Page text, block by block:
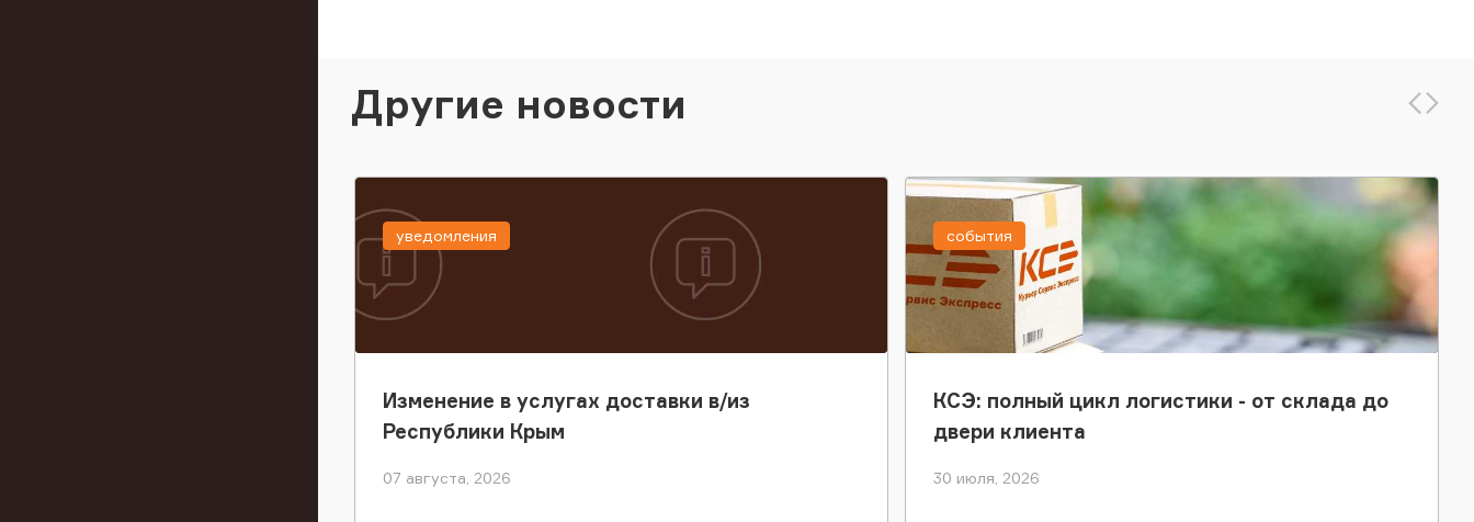
Другие новости
Изменение в услугах доставки в/из
Республики Крым
07 августа, 2026
уведомления
КСЭ: полный цикл логистики - от склада до
двери клиента
30 июля, 2026
события